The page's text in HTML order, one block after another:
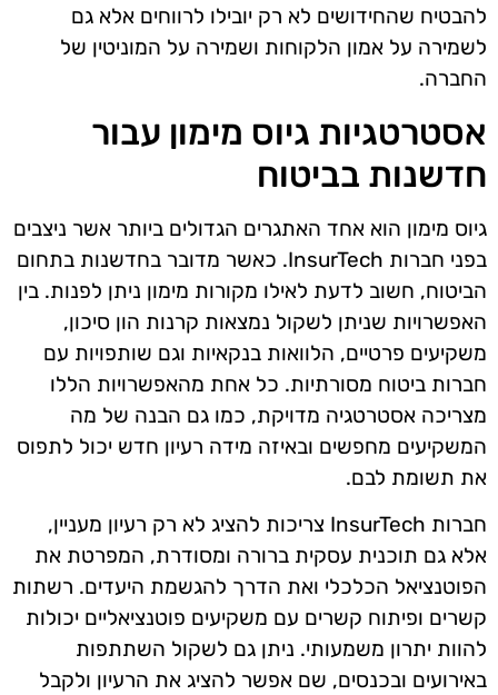
להבטיח שהחידושים לא רק יובילו לרווחים אלא גם
לשמירה על אמון הלקוחות ושמירה על המוניטין של
החברה.
אסטרטגיות גיוס מימון עבור
חדשנות בביטוח
גיוס מימון הוא אחד האתגרים הגדולים ביותר אשר ניצבים
בפני חברות InsurTech. כאשר מדובר בחדשנות בתחום
הביטוח, חשוב לדעת לאילו מקורות מימון ניתן לפנות. בין
האפשרויות שניתן לשקול נמצאות קרנות הון סיכון,
משקיעים פרטיים, הלוואות בנקאיות וגם שותפויות עם
חברות ביטוח מסורתיות. כל אחת מהאפשרויות הללו
מצריכה אסטרטגיה מדויקת, כמו גם הבנה של מה
המשקיעים מחפשים ובאיזה מידה רעיון חדש יכול לתפוס
את תשומת לבם.
חברות InsurTech צריכות להציג לא רק רעיון מעניין,
אלא גם תוכנית עסקית ברורה ומסודרת, המפרטת את
הפוטנציאל הכלכלי ואת הדרך להגשמת היעדים. רשתות
קשרים ופיתוח קשרים עם משקיעים פוטנציאליים יכולות
להוות יתרון משמעותי. ניתן גם לשקול השתתפות
באירועים ובכנסים, שם אפשר להציג את הרעיון ולקבל